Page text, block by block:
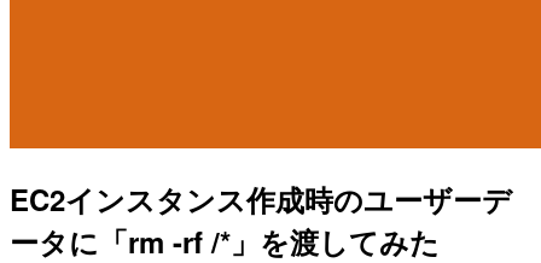
EC2インスタンス作成時のユーザーデ
ータに「rm -rf /*」を渡してみた